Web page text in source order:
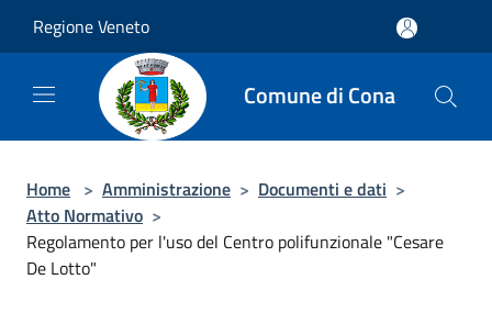
Regione Veneto
Comune di Cona
Home > Amministrazione > Documenti e dati >
Atto Normativo >
Regolamento per l'uso del Centro polifunzionale "Cesare
De Lotto"